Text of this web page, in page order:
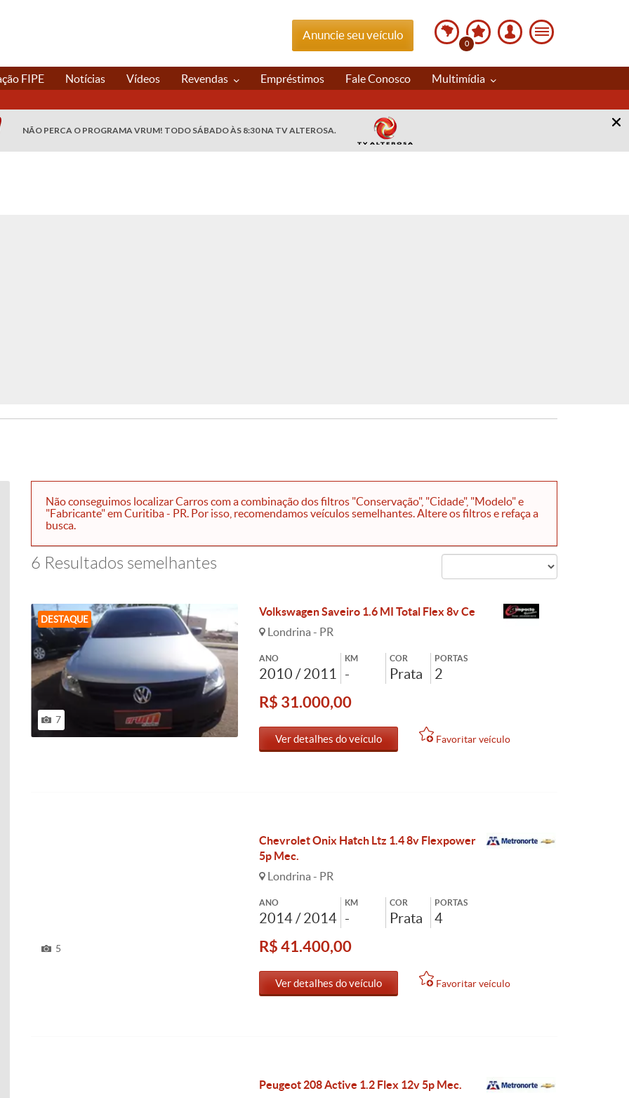
Anuncie seu veículo
0
FIPE Notícias Vídeos Revendas Empréstimos Fale Conosco Multimídia
NÃO PERCA O PROGRAMA VRUM! TODO SÁBADO ÀS 8:30 NA TV ALTEROSA.
Não conseguimos localizar Carros com a combinação dos filtros "Conservação", "Cidade", "Modelo" e
"Fabricante" em Curitiba - PR. Por isso, recomendamos veículos semelhantes. Altere os filtros e refaça a
busca.
6 Resultados semelhantes
DESTAQUE
7
Volkswagen Saveiro 1.6 MI Total Flex 8v Ce
Londrina - PR
ANO
2010 / 2011
KM
-
COR
Prata
PORTAS
2
R$ 31.000,00
Ver detalhes do veículo Favoritar veículo
5
Chevrolet Onix Hatch Ltz 1.4 8v Flexpower
5p Mec.
Londrina - PR
ANO
2014 / 2014
KM
-
COR
Prata
PORTAS
4
R$ 41.400,00
Ver detalhes do veículo Favoritar veículo
Peugeot 208 Active 1.2 Flex 12v 5p Mec.